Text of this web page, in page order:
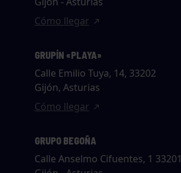
Cómo llegar
GRUPÍN «PLAYA»
Calle Emilio Tuya, 14, 33202
Gijón, Asturias
Cómo llegar
GRUPO BEGOÑA
Calle Anselmo Cifuentes, 1 33201